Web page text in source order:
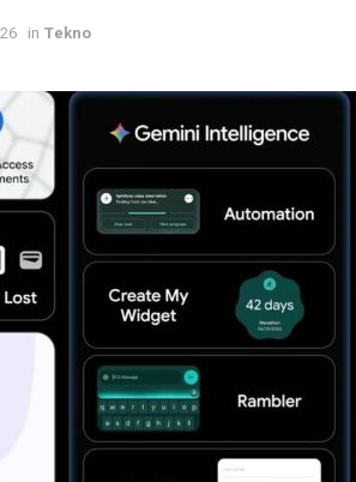
in Tekno